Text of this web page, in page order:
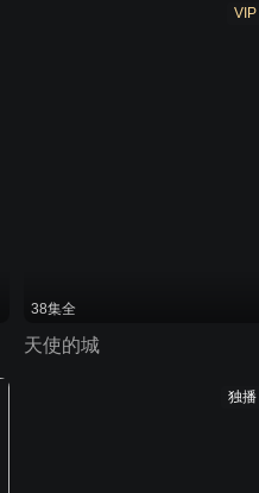
VIP
38集全
天使的城
独播